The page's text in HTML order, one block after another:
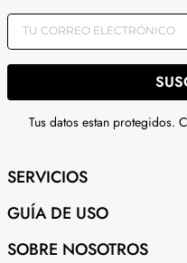
Tus datos estan protegidos.
SERVICIOS
GUÍA DE USO
SOBRE NOSOTROS